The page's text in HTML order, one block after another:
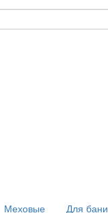
Меховые Для бани